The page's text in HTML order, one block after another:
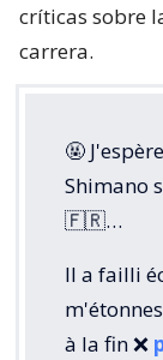
críticas sobre
carrera.
🤬
Shimano
🇫🇷…
Il a failli
à la fin ❌️